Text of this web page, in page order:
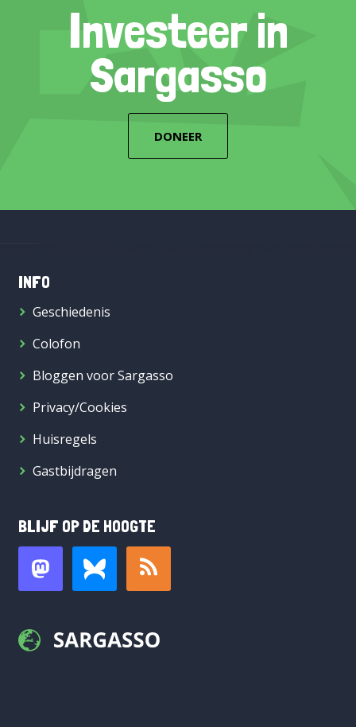
Investeer in
Sargasso
DONEER
INFO
Geschiedenis
Colofon
Bloggen voor Sargasso
Privacy/Cookies
Huisregels
Gastbijdragen
BLIJF OP DE HOOGTE